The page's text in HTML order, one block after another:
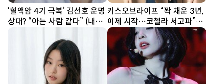
‘혈액암 4기 극복’ 김선호 운명
상대? “아는 사람 같다” (내남
키스오브라이프 “꽉 채운 3년,
이제 시작…코첼라 서고파”
[DA인터뷰②]